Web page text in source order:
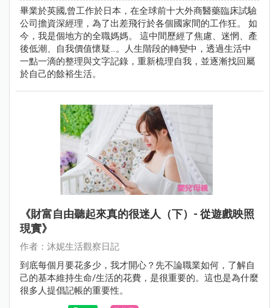
畢業於英國,曾工作於日本，在全球前十大外商醫藥臨床試驗
公司擔資深經理，為了出差飛行於各個國家間的工作狂。 如
今，我是個地方的全職媽媽。 這中間歷經了焦慮、迷惘、產
後低潮、自我價值懷疑…。人生階段的轉變中，透過生活中
一點一滴的整理與文字記錄，重新梳理自我，並逐漸找回屬
於自己的餘裕生活。
《財富自由聽起來真的很迷人（下）- 從遊戲映照
現實》
作者：沐妮生活觀察日記
到底每個月要花多少，我才開心？先不論職業如何，了解自
己的基本維持生命/生活的花費，是很重要的。這也是為什麼
很多人提倡記帳的重要性。